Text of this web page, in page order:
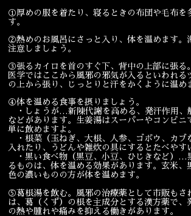
①厚めの服を着たり、寝るときの布団や毛布を
す。
②熱めのお風呂にさっと入り、体を温めます。
注意しましょう。
③張るカイロを首のすぐ下、背中の上部に張る
医学ではここから風邪の邪気が入るといわれる
の上から張り、じっとりと汗をかくように温め
④体を温める食事を摂りましょう。
・しょうが…新陳代謝を高める、発汗作用、
などがあります。生姜湯はスーパーやコンビニ
単に飲めますよ。
・根菜（玉ねぎ、大根、人参、ゴボウ、カブ
入れたり、うどんや雑炊の具にするとたべや
・黒い食べ物（黒豆、小豆、ひじきなど）…
るものは、体を温める効果があります。玄米、
色の濃いものの方が体を温めます。
⑤葛根湯を飲む。風邪の治療薬として市販もさ
は、葛（くず）の根を主成分とする漢方薬で、
の熱や腫れや痛みを抑える働きがあります。
宴会 ウェディン